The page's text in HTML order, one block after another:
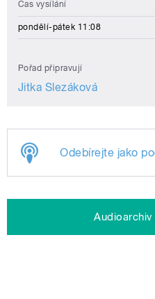
Čas vysílání
pondělí-pátek 11:08
Pořad připravují
Jitka Slezáková
Odebírejte jako